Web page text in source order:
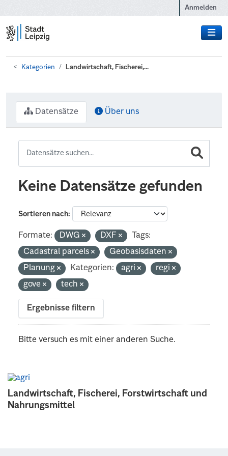
Anmelden
Kategorien Landwirtschaft, Fischerei,...
Landwirtschaft, Fischerei, Forstwirtschaft und
Nahrungsmittel
Datensätze Über uns
Keine Datensätze gefunden
Sortieren nach
Formate: DWG DXF
Tags:
Cadastral parcels
Geobasisdaten
Planung
Kategorien: agri
regi
gove
tech
Ergebnisse filtern
Bitte versuch es mit einer anderen Suche.